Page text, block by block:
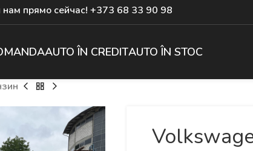
прямо сейчас! +373 68 33 90 98
AUTO ÎN CREDITAUTO ÎN STOC